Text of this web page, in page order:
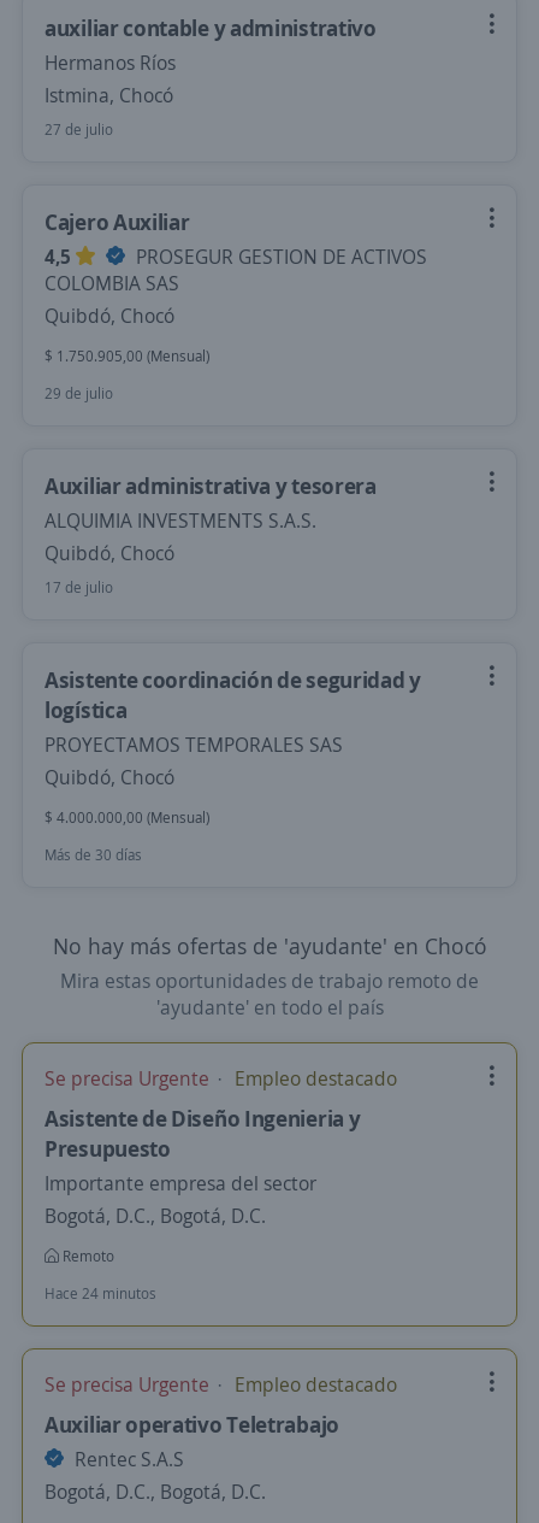
auxiliar contable y administrativo
Hermanos Ríos
Istmina, Chocó
27 de julio
Cajero Auxiliar
4,5
PROSEGUR GESTION DE ACTIVOS
COLOMBIA SAS
Quibdó, Chocó
$ 1.750.905,00 (Mensual)
29 de julio
Auxiliar administrativa y tesorera
ALQUIMIA INVESTMENTS S.A.S.
Quibdó, Chocó
17 de julio
Asistente coordinación de seguridad y
logística
PROYECTAMOS TEMPORALES SAS
Quibdó, Chocó
$ 4.000.000,00 (Mensual)
Más de 30 días
No hay más ofertas de 'ayudante' en Chocó
Mira estas oportunidades de trabajo remoto de
'ayudante' en todo el país
Se precisa Urgente Empleo destacado
Asistente de Diseño Ingenieria y
Presupuesto
Importante empresa del sector
Bogotá, D.C., Bogotá, D.C.
Remoto
Hace 24 minutos
Se precisa Urgente Empleo destacado
Auxiliar operativo Teletrabajo
Rentec S.A.S
Bogotá, D.C., Bogotá, D.C.